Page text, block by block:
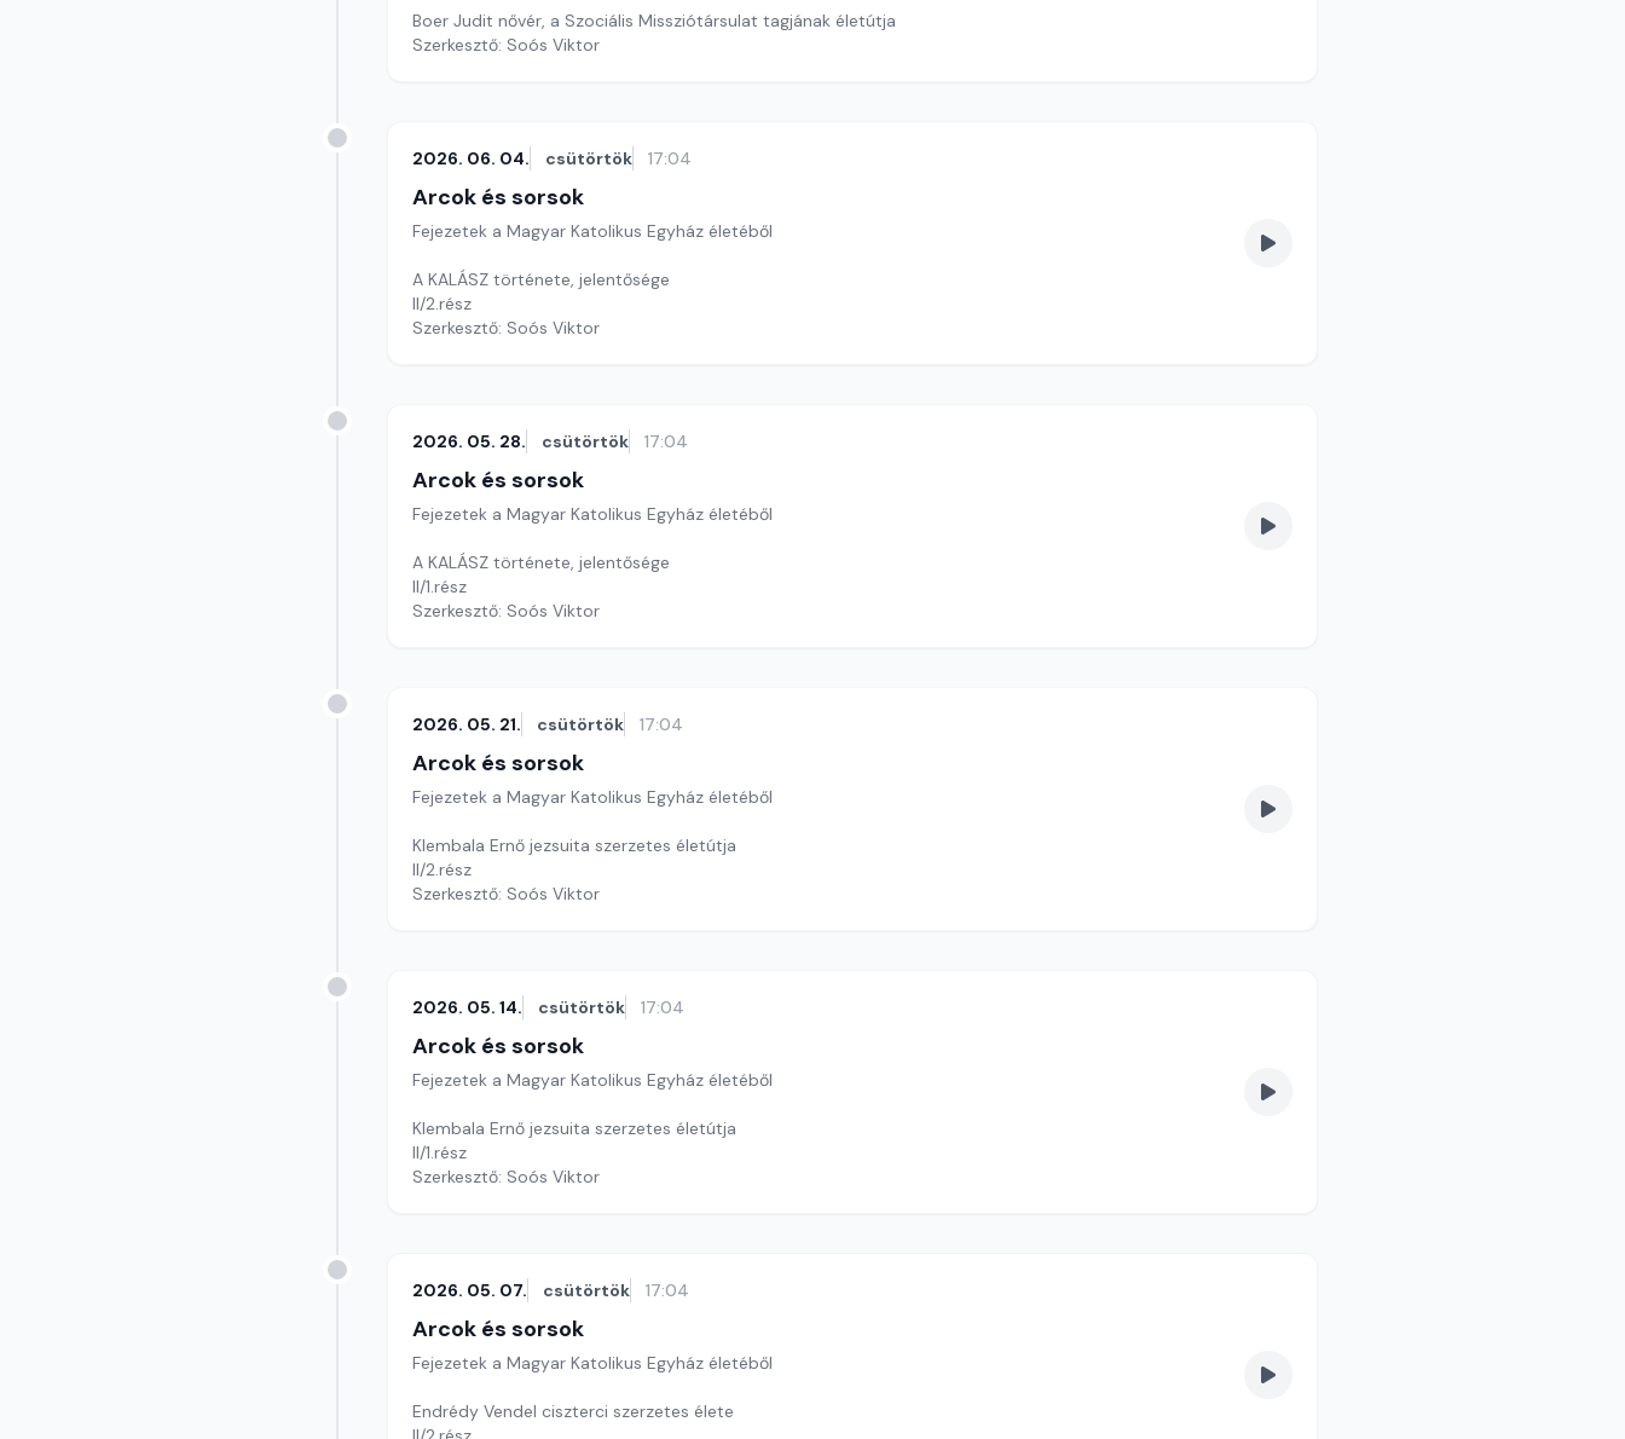
Boer Judit nővér, a Szociális Missziótársulat tagjának életútja
Szerkesztő: Soós Viktor
2026. 06. 04. csütörtök 17:04
Arcok és sorsok
Fejezetek a Magyar Katolikus Egyház életéből
A KALÁSZ története, jelentősége
II/2.rész
Szerkesztő: Soós Viktor
2026. 05. 28. csütörtök 17:04
Arcok és sorsok
Fejezetek a Magyar Katolikus Egyház életéből
A KALÁSZ története, jelentősége
II/1.rész
Szerkesztő: Soós Viktor
2026. 05. 21. csütörtök 17:04
Arcok és sorsok
Fejezetek a Magyar Katolikus Egyház életéből
Klembala Ernő jezsuita szerzetes életútja
II/2.rész
Szerkesztő: Soós Viktor
2026. 05. 14. csütörtök 17:04
Arcok és sorsok
Fejezetek a Magyar Katolikus Egyház életéből
Klembala Ernő jezsuita szerzetes életútja
II/1.rész
Szerkesztő: Soós Viktor
2026. 05. 07. csütörtök 17:04
Arcok és sorsok
Fejezetek a Magyar Katolikus Egyház életéből
Endrédy Vendel ciszterci szerzetes élete